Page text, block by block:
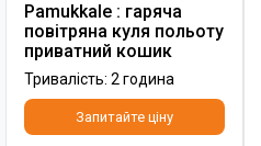
Pamukkale : гаряча
повітряна куля польоту
приватний кошик
Тривалість: 2 година
Запитайте ціну